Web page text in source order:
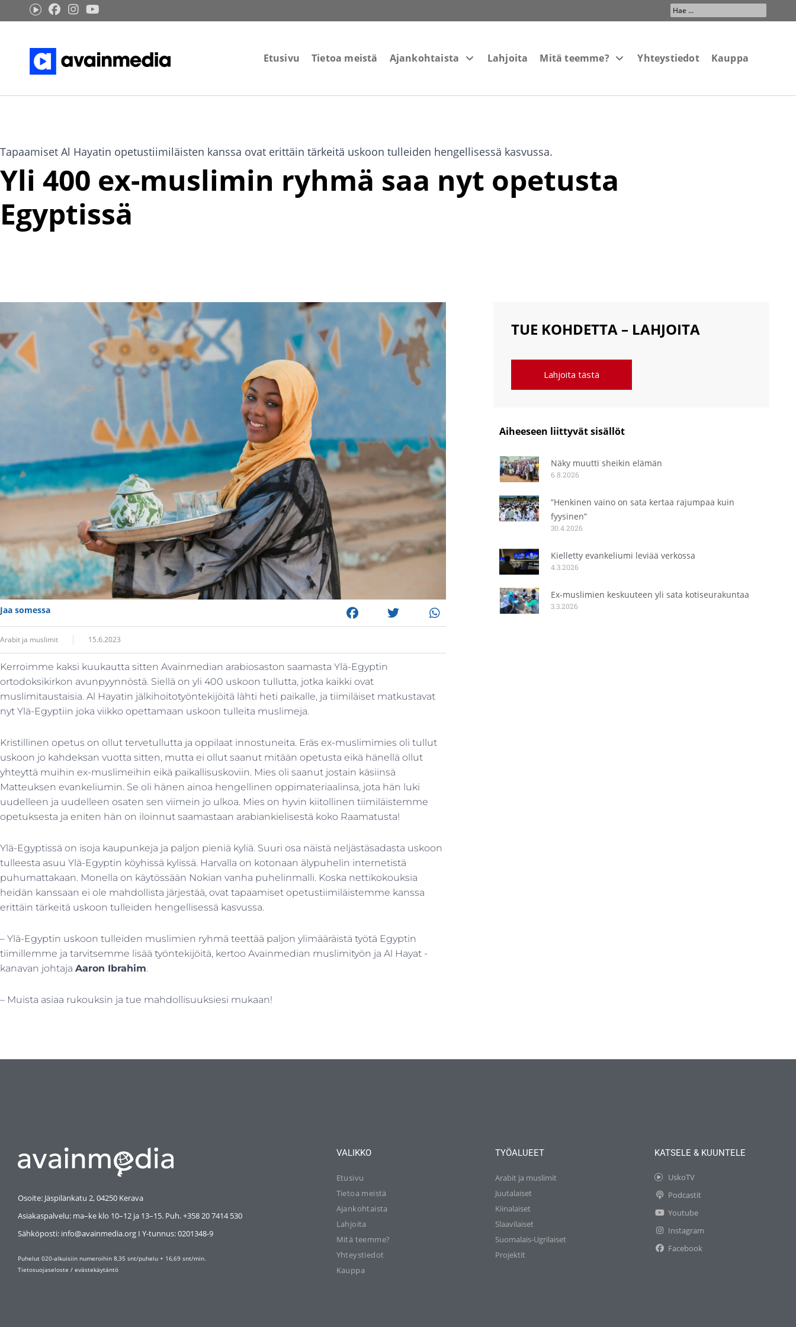
sisältöön
Search
...
Etusivu Tietoa meistä Ajankohtaista Lahjoita Mitä teemme? Yhteystiedot Kauppa
Tapaamiset Al Hayatin opetustiimiläisten kanssa ovat erittäin tärkeitä uskoon tulleiden hengellisessä kasvussa.
Yli 400 ex-muslimin ryhmä saa nyt opetusta
Egyptissä
Jaa somessa
Arabit ja muslimit 15.6.2023
Kerroimme kaksi kuukautta sitten Avainmedian arabiosaston saamasta Ylä-Egyptin
ortodoksikirkon avunpyynnöstä. Siellä on yli 400 uskoon tullutta, jotka kaikki ovat
muslimitaustaisia. Al Hayatin jälkihoitotyöntekijöitä lähti heti paikalle, ja tiimiläiset matkustavat
nyt Ylä-Egyptiin joka viikko opettamaan uskoon tulleita muslimeja.
Kristillinen opetus on ollut tervetullutta ja oppilaat innostuneita. Eräs ex-muslimimies oli tullut
uskoon jo kahdeksan vuotta sitten, mutta ei ollut saanut mitään opetusta eikä hänellä ollut
yhteyttä muihin ex-muslimeihin eikä paikallisuskoviin. Mies oli saanut jostain käsiinsä
Matteuksen evankeliumin. Se oli hänen ainoa hengellinen oppimateriaalinsa, jota hän luki
uudelleen ja uudelleen osaten sen viimein jo ulkoa. Mies on hyvin kiitollinen tiimiläistemme
opetuksesta ja eniten hän on iloinnut saamastaan arabiankielisestä koko Raamatusta!
Ylä-Egyptissä on isoja kaupunkeja ja paljon pieniä kyliä. Suuri osa näistä neljästäsadasta uskoon
tulleesta asuu Ylä-Egyptin köyhissä kylissä. Harvalla on kotonaan älypuhelin internetistä
puhumattakaan. Monella on käytössään Nokian vanha puhelinmalli. Koska nettikokouksia
heidän kanssaan ei ole mahdollista järjestää, ovat tapaamiset opetustiimiläistemme kanssa
erittäin tärkeitä uskoon tulleiden hengellisessä kasvussa.
– Ylä-Egyptin uskoon tulleiden muslimien ryhmä teettää paljon ylimääräistä työtä Egyptin
tiimillemme ja tarvitsemme lisää työntekijöitä, kertoo Avainmedian muslimityön ja Al Hayat -
kanavan johtaja Aaron Ibrahim.
– Muista asiaa rukouksin ja tue mahdollisuuksiesi mukaan!
TUE KOHDETTA – LAHJOITA
Lahjoita tästä
Aiheeseen liittyvät sisällöt
Näky muutti sheikin elämän
6.8.2026
”Henkinen vaino on sata kertaa rajumpaa kuin
fyysinen”
30.4.2026
Kielletty evankeliumi leviää verkossa
4.3.2026
Ex-muslimien keskuuteen yli sata kotiseurakuntaa
3.3.2026
Osoite: Jäspilänkatu 2, 04250 Kerava
Asiakaspalvelu: ma–ke klo 10–12 ja 13–15. Puh. +358 20 7414 530
Sähköposti: info@avainmedia.org I Y-tunnus:0201348-9
Puhelut 020-alkuisiin numeroihin 8,35 snt/puhelu + 16,69 snt/min.
Tietosuojaseloste / evästekäytäntö
VALIKKO
Etusivu
Tietoa meistä
Ajankohtaista
Lahjoita
Mitä teemme?
Yhteystiedot
Kauppa
TYÖALUEET
Arabit ja muslimit
Juutalaiset
Kiinalaiset
Slaavilaiset
Suomalais-Ugrilaiset
Projektit
KATSELE & KUUNTELE
UskoTV
Podcastit
Youtube
Instagram
Facebook